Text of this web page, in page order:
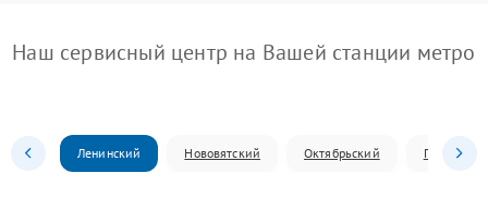
Наш сервисный центр на Вашей станции метро
Ленинский Нововятский Октябрьский